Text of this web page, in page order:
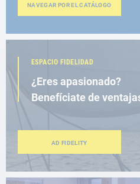
NAVEGAR POR EL CATÁLOGO
ESPACIO FIDELIDAD
¿Eres apasionado?
Benefíciate de
AD FIDELITY